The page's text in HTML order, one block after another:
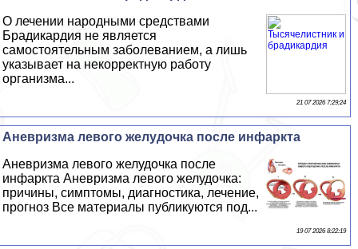
О лечении народными средствами
Брадикардия не является
самостоятельным заболеванием, а лишь
указывает на некорректную работу
организма...
21 07 2026 7:29:24
Аневризма левого желудочка после инфаркта
Аневризма левого желудочка после
инфаркта Аневризма левого желудочка:
причины, симптомы, диагностика, лечение,
прогноз Все материалы публикуются под...
19 07 2026 8:22:19